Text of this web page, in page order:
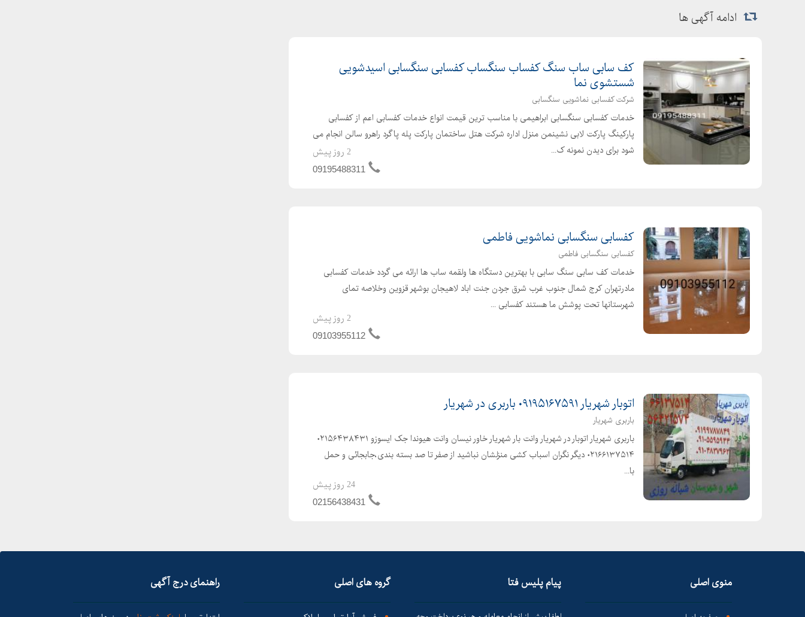
ادامه آگهی ها
کف سابی ساب سنگ کفساب سنگساب کفسابی سنگسابی اسیدشویی
شستشوی نما
شرکت کفسابی نماشویی سنگسابی
خدمات کفسابی سنگسابی ابراهیمی با مناسب ترین قیمت انواع خدمات کفسابی اعم از کفسابی
پارکینگ پارکت لابی نشینمن منزل اداره شرکت هتل ساختمان پارکت پله پاگرد راهرو سالن انجام می
شود برای دیدن نمونه ک...
2 روز پیش
09195488311
کفسابی سنگسابی نماشویی فاطمی
کفسابی سنگسابی فاطمی
خدمات کف سابی سنگ سابی با بهترین دستگاه ها ولقمه ساب ها ارائه می گردد خدمات کفسابی
مادرتهران کرج شمال جنوب غرب شرق جردن جنت اباد لاهیجان بوشهر قزوین وخلاصه تمای
شهرستانها تحت پوشش ما هستند کفسابی ...
2 روز پیش
09103955112
اتوبار شهریار ۰۹۱۹۵۱۶۷۵۹۱ باربری در شهریار
باربری شهریار
باربری شهریار اتوبار در شهریار وانت بار شهریار خاور نیسان وانت هیوندا جک ایسوزو ۰۲۱۵۶۴۳۸۴۳۱
۰۲۱۶۶۱۳۷۵۱۴ دیگر نگران اسباب کشی منزلشان نباشید از صفر تا صد بسته بندی،جابجائی و حمل
با...
24 روز پیش
02156438431
منوی اصلی پیام پلیس فتا گروه های اصلی راهنمای درج آگهی